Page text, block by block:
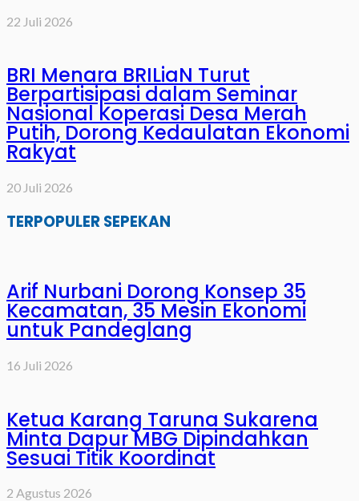
22 Juli 2026
BRI Menara BRILiaN Turut
Berpartisipasi dalam Seminar
Nasional Koperasi Desa Merah
Putih, Dorong Kedaulatan Ekonomi
Rakyat
20 Juli 2026
TERPOPULER SEPEKAN
Arif Nurbani Dorong Konsep 35
Kecamatan, 35 Mesin Ekonomi
untuk Pandeglang
16 Juli 2026
Ketua Karang Taruna Sukarena
Minta Dapur MBG Dipindahkan
Sesuai Titik Koordinat
2 Agustus 2026